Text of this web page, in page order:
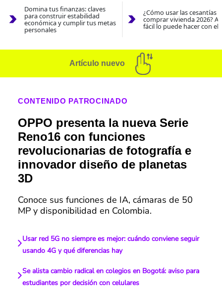
Domina tus finanzas: claves
para construir estabilidad
económica y cumplir tus metas
personales
¿Cómo usar las cesantías
comprar vivienda 2026?
fácil lo puede hacer con el
Artículo nuevo
CONTENIDO PATROCINADO
OPPO presenta la nueva Serie
Reno16 con funciones
revolucionarias de fotografía e
innovador diseño de planetas
3D
Conoce sus funciones de IA, cámaras de 50
MP y disponibilidad en Colombia.
Usar red 5G no siempre es mejor: cuándo conviene seguir
usando 4G y qué diferencias hay
Se alista cambio radical en colegios en Bogotá: aviso para
estudiantes por decisión con celulares